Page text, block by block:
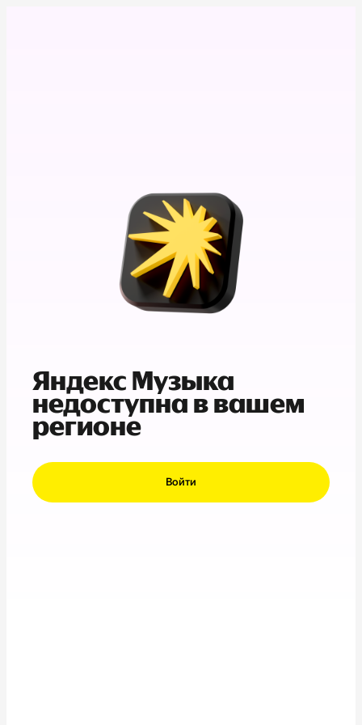
Яндекс Музыка
недоступна в вашем
регионе
Войти